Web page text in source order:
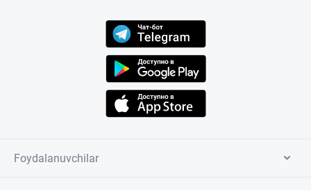
Foydalanuvchilar